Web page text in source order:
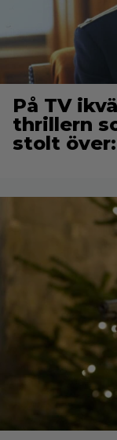
På TV
thrillern
stolt